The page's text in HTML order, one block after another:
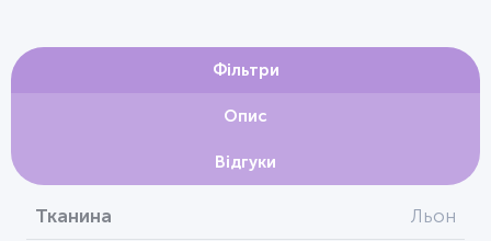
Фільтри
Опис
Відгуки
Тканина Льон